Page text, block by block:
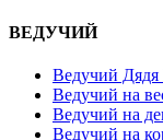
ВЕДУЧИЙ
Ведучий
Ведучий на
Ведучий на
Ведучий на